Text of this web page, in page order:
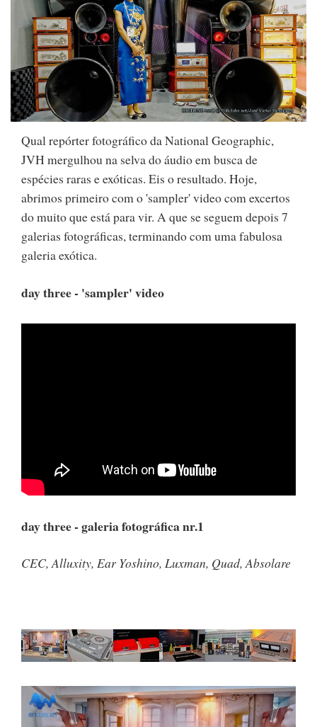
Qual repórter fotográfico da National Geographic,
JVH mergulhou na selva do áudio em busca de
espécies raras e exóticas. Eis o resultado. Hoje,
abrimos primeiro com o 'sampler' video com excertos
do muito que está para vir. A que se seguem depois 7
galerias fotográficas, terminando com uma fabulosa
galeria exótica.
day three - 'sampler' video
day three - galeria fotográfica nr.1
CEC, Alluxity, Ear Yoshino, Luxman, Quad, Absolare